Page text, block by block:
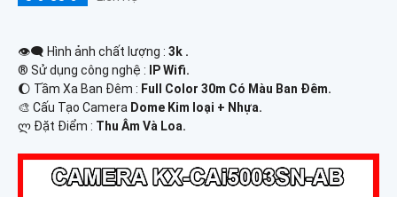
👁️‍🗨 Hình ảnh chất lượng : 3k .
®️ Sử dụng công nghệ :
IP Wifi.
🌔 Tầm Xa Ban Đêm : Full Color 30m Có Màu Ban Ðêm.
🎨 Cấu Tạo Camera Dome Kim loại + Nhựa.
️ლ Đặt Điểm : Thu Âm Và Loa.